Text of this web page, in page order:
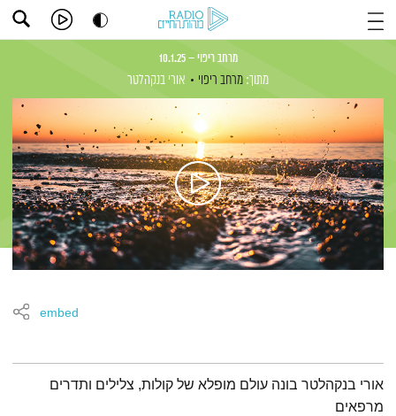
מרחב ריפוי – 10.1.25
מתוך: מרחב ריפוי אורי בנקהלטר
embed
תמצית הפודקאסט
אורי בנקהלטר בונה עולם מופלא של קולות, צלילים ותדרים
מרפאים